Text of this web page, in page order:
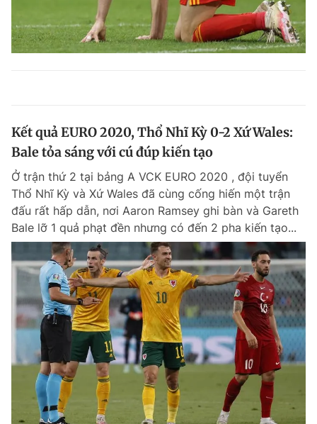
Kết quả EURO 2020, Thổ Nhĩ Kỳ 0-2 Xứ Wales:
Bale tỏa sáng với cú đúp kiến tạo
Ở trận thứ 2 tại bảng A VCK EURO 2020 , đội tuyển
Thổ Nhĩ Kỳ và Xứ Wales đã cùng cống hiến một trận
đấu rất hấp dẫn, nơi Aaron Ramsey ghi bàn và Gareth
Bale lỡ 1 quả phạt đền nhưng có đến 2 pha kiến tạo...